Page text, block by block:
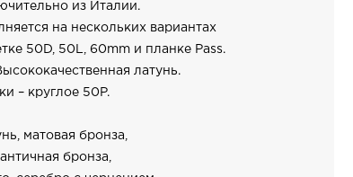
из Италии.
на нескольких вариантах
50D, 50L, 60mm и планке Pass.
латунь.
– круглое 50P.
матовая бронза,
бронза,